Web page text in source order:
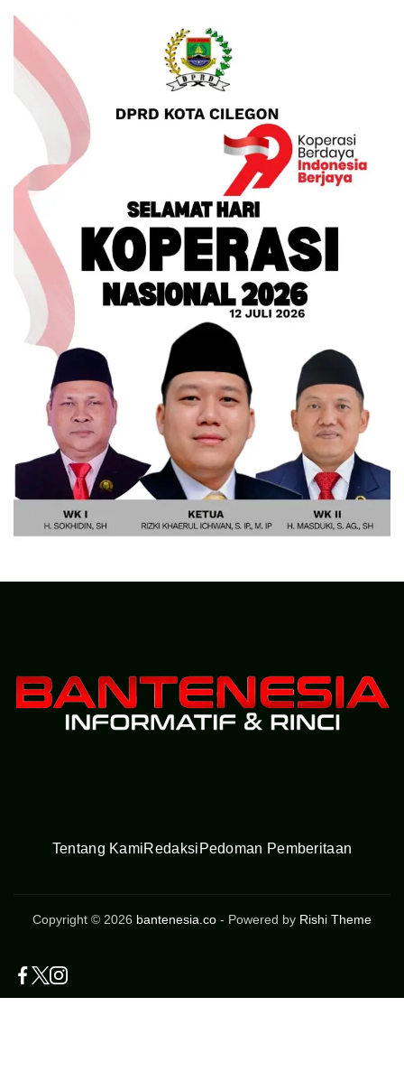
Tentang KamiRedaksi Pedoman Pemberitaan
Copyright © 2026 bantenesia.co - Powered by Rishi Theme